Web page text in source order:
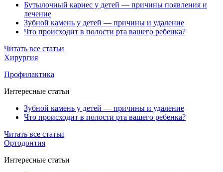
Бутылочный кариес у детей — причины появления и
лечение
Зубной камень у детей — причины и удаление
Что происходит в полости рта вашего ребенка?
Читать все статьи
Хирургия
Профилактика
Интересные статьи
Зубной камень у детей — причины и удаление
Что происходит в полости рта вашего ребенка?
Читать все статьи
Ортодонтия
Интересные статьи